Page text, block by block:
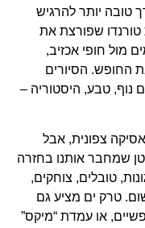
יותר להרגיש
שפורצת את
חופי אכזיב,
הסיורים
טבע, היסטוריה –
צפונית, אבל
שמחבר אותנו בחזרה
טובלים, צוחקים,
טרק ים מציע גם
או עמדת “מיקס”